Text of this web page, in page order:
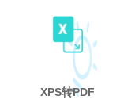
XPS转PDF